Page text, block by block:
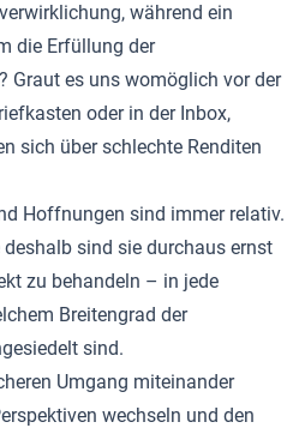
während ein
die Erfüllung der
Graut es uns womöglich vor der
oder in der Inbox,
sich über schlechte Renditen
Hoffnungen sind immer relativ.
sind sie durchaus ernst
zu behandeln – in jede
Breitengrad der
sind.
Umgang miteinander
wechseln und den